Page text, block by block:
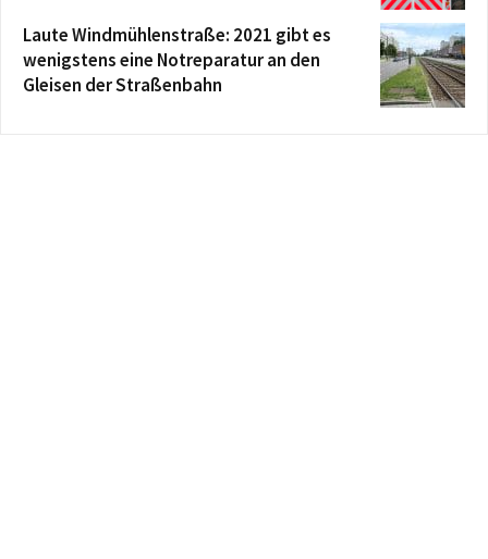
Laute Windmühlenstraße: 2021 gibt es
wenigstens eine Notreparatur an den
Gleisen der Straßenbahn